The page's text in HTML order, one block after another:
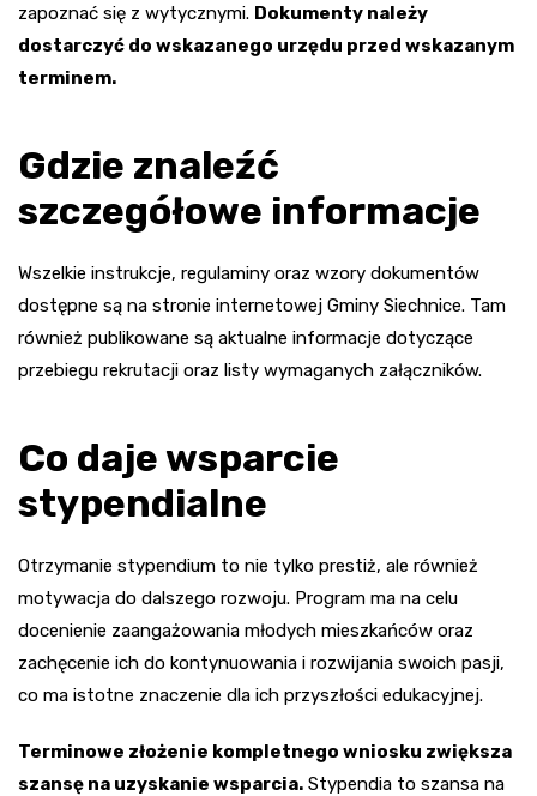
zapoznać się z wytycznymi. Dokumenty należy
dostarczyć do wskazanego urzędu przed wskazanym
terminem.
Gdzie znaleźć
szczegółowe informacje
Wszelkie instrukcje, regulaminy oraz wzory dokumentów
dostępne są na stronie internetowej Gminy Siechnice. Tam
również publikowane są aktualne informacje dotyczące
przebiegu rekrutacji oraz listy wymaganych załączników.
Co daje wsparcie
stypendialne
Otrzymanie stypendium to nie tylko prestiż, ale również
motywacja do dalszego rozwoju. Program ma na celu
docenienie zaangażowania młodych mieszkańców oraz
zachęcenie ich do kontynuowania i rozwijania swoich pasji,
co ma istotne znaczenie dla ich przyszłości edukacyjnej.
Terminowe złożenie kompletnego wniosku zwiększa
szansę na uzyskanie wsparcia. Stypendia to szansa na